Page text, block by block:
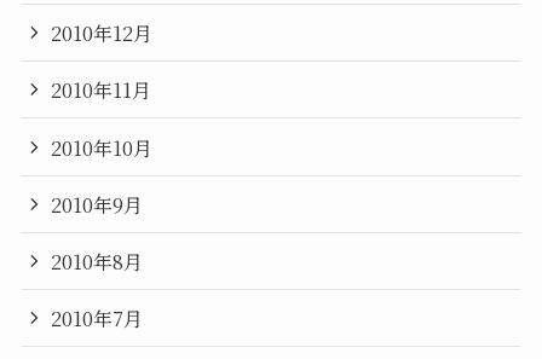
2010年12月
2010年11月
2010年10月
2010年9月
2010年8月
2010年7月